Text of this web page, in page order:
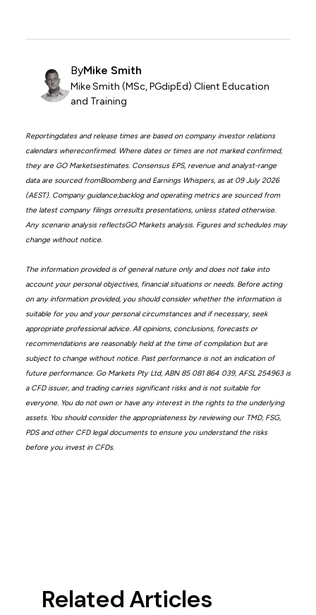
ByMike Smith
Mike Smith (MSc, PGdipEd) Client Education
and Training
Reportingdates and release times are based on company investor relations
calendars whereconfirmed. Where dates or times are not marked confirmed,
they are GO Marketsestimates. Consensus EPS, revenue and analyst-range
data are sourced fromBloomberg and Earnings Whispers, as at 09 July 2026
(AEST). Company guidance,backlog and operating metrics are sourced from
the latest company filings orresults presentations, unless stated otherwise.
Any scenario analysis reflectsGO Markets analysis. Figures and schedules may
change without notice.
The information provided is of general nature only and does not take into
account your personal objectives, financial situations or needs. Before acting
on any information provided, you should consider whether the information is
suitable for you and your personal circumstances and if necessary, seek
appropriate professional advice. All opinions, conclusions, forecasts or
recommendations are reasonably held at the time of compilation but are
subject to change without notice. Past performance is not an indication of
future performance. Go Markets Pty Ltd, ABN 85 081 864 039, AFSL 254963 is
a CFD issuer, and trading carries significant risks and is not suitable for
everyone. You do not own or have any interest in the rights to the underlying
assets. You should consider the appropriateness by reviewing our TMD, FSG,
PDS and other CFD legal documents to ensure you understand the risks
before you invest in CFDs.
Related Articles